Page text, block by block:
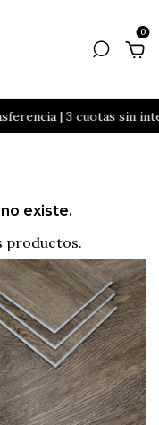
0
| 3 cuotas sin
existe.
productos.